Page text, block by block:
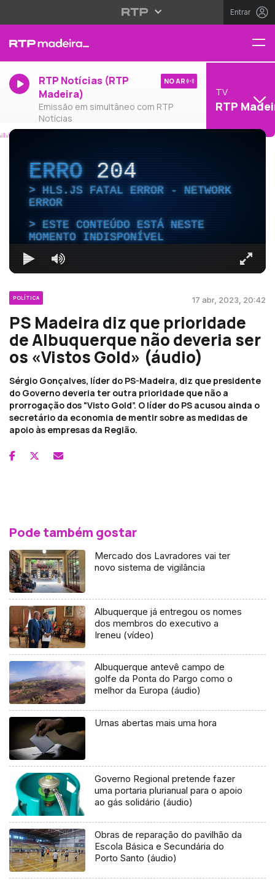
Entrar
RTP Notícias (RTP
Madeira)
Emissão em simultâneo com RTP
Notícias
NO AR
TV
RTP
ERRO204
HLS.JS FATAL ERROR - NETWORK
ERROR
ESTE CONTEÚDO ESTÁ NESTE
MOMENTO INDISPONÍVEL
POLÍTICA 17 abr, 2023, 20:42
PS Madeira diz que prioridade
de Albuquerque não deveria ser
os «Vistos Gold» (áudio)
Sérgio Gonçalves, líder do PS-Madeira, diz que presidente
do Governo deveria ter outra prioridade que não a
prorrogação dos "Visto Gold”. O líder do PS acusou ainda o
secretário da economia de mentir sobre as medidas de
apoio às empresas da Região.
Pode também gostar
Mercado dos Lavradores vai ter
novo sistema de vigilância
Albuquerque já entregou os nomes
dos membros do executivo a
Ireneu (vídeo)
Albuquerque antevê campo de
golfe da Ponta do Pargo como o
melhor da Europa (áudio)
Urnas abertas mais uma hora
Governo Regional pretende fazer
uma portaria plurianual para o apoio
ao gás solidário (áudio)
Obras de reparação do pavilhão da
Escola Básica e Secundária do
Porto Santo (áudio)